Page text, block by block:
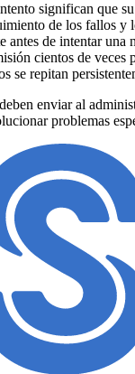
significan que
de los fallos y
antes de intentar una
cientos de veces
se repitan
enviar al
problemas